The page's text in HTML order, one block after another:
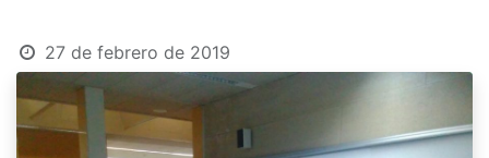
27 de febrero de 2019